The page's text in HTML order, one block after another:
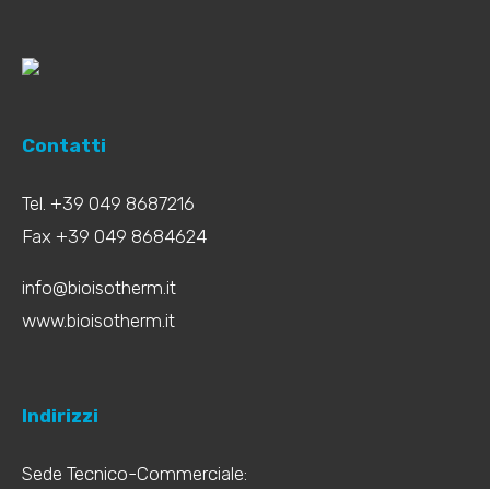
Contatti
Tel. +39 049 8687216
Fax +39 049 8684624
info@bioisotherm.it
www.bioisotherm.it
Indirizzi
Sede Tecnico-Commerciale: